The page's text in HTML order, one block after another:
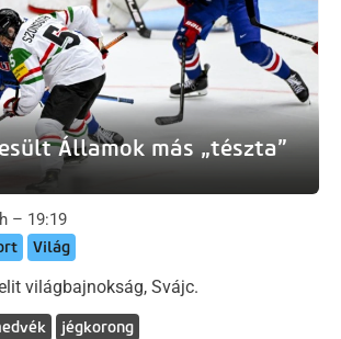
Államok más „tészta”
– 19:19
Világ
világbajnokság, Svájc.
jégkorong